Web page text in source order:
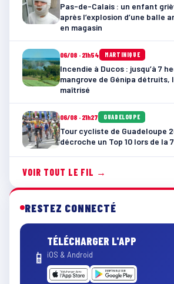
Pas-de-Calais : un enfant
après l’explosion d’une balle
en magasin
06/08 · 21h54 MARTINIQUE
Incendie à Ducos : jusqu’à 7
mangrove de Génipa détruits,
maîtrisé
06/08 · 21h27 GUADELOUPE
Tour cycliste de Guadeloupe
décroche un Top 10 lors de la
VOIR TOUT LE FIL →
RESTEZ CONNECTÉ
📱
TÉLÉCHARGER L'APP
iOS & Android